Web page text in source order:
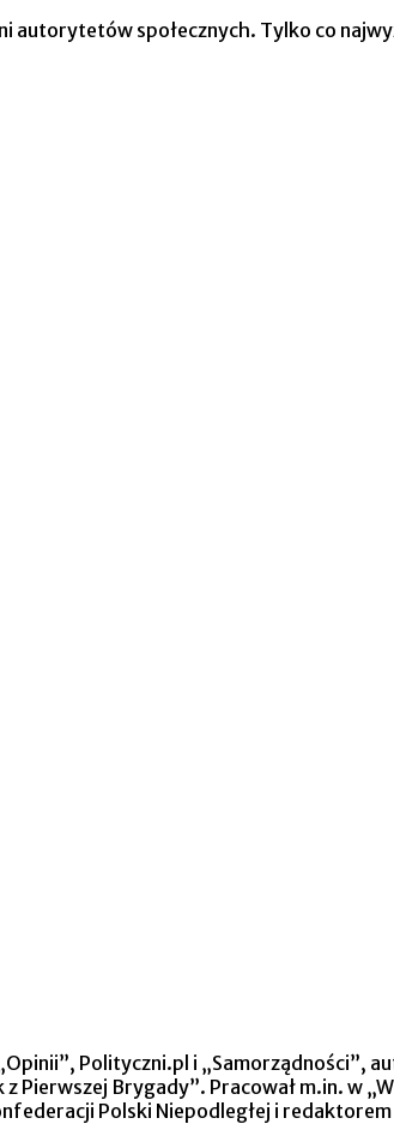
autorytetów społecznych. Tylko co
Polityczni.pl i „Samorządności”,
Pierwszej Brygady”. Pracował m.in. w
Polski Niepodległej i